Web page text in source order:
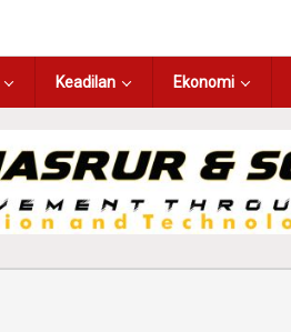
Keadilan Ekonomi